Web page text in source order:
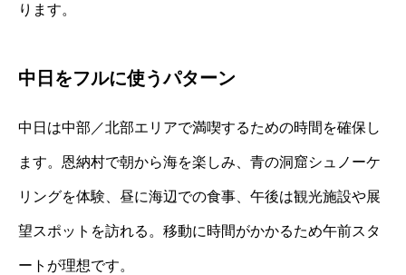
ります。
中日をフルに使うパターン
中日は中部／北部エリアで満喫するための時間を確保し
ます。恩納村で朝から海を楽しみ、青の洞窟シュノーケ
リングを体験、昼に海辺での食事、午後は観光施設や展
望スポットを訪れる。移動に時間がかかるため午前スタ
ートが理想です。